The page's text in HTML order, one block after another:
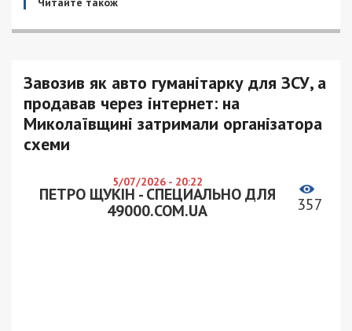
Завозив як авто гуманітарку для ЗСУ, а
продавав через інтернет: на
Миколаївщині затримали організатора
схеми
5/07/2026 - 20:22
ПЕТРО ЩУКІН - СПЕЦИАЛЬНО ДЛЯ
49000.COM.UA
357